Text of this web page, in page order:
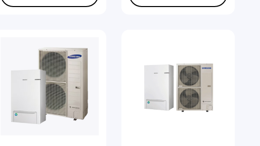
AE080CXYDGK/EU
AE120CXYDGK/EU